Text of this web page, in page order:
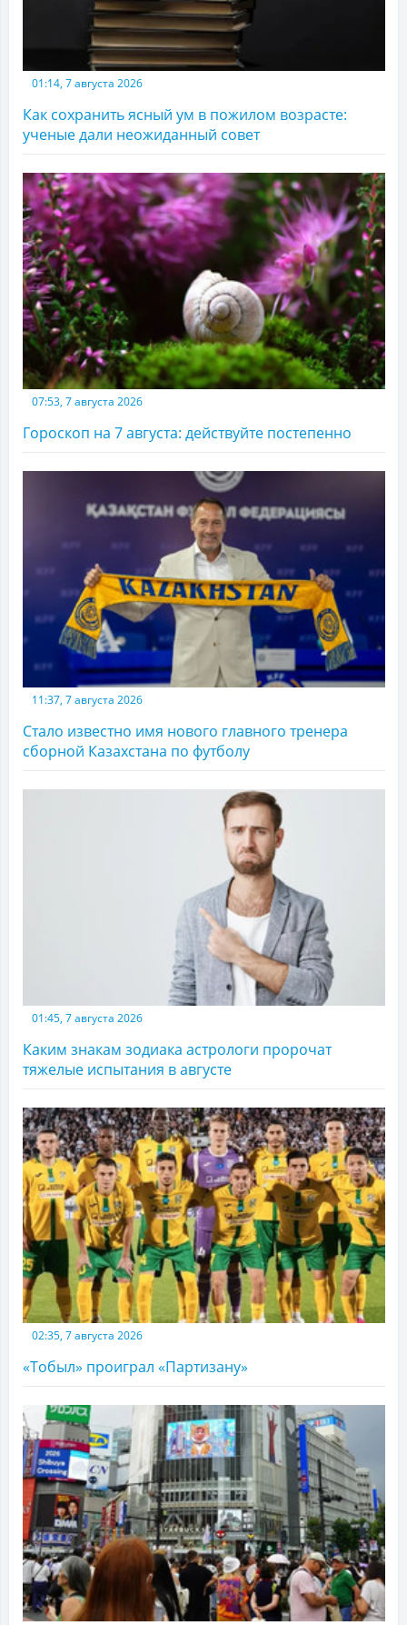
01:14, 7 августа 2026
Как сохранить ясный ум в пожилом возрасте:
ученые дали неожиданный совет
07:53, 7 августа 2026
Гороскоп на 7 августа: действуйте постепенно
11:37, 7 августа 2026
Стало известно имя нового главного тренера
сборной Казахстана по футболу
01:45, 7 августа 2026
Каким знакам зодиака астрологи пророчат
тяжелые испытания в августе
02:35, 7 августа 2026
«Тобыл» проиграл «Партизану»